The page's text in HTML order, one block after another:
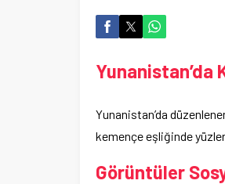
Yunanistan’da
Yunanistan’da
kemençe eşliğinde
Görüntüler